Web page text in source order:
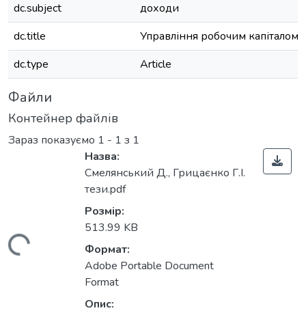
dc.subject
доходи
dc.title
Управління робочим капіталом
dc.type
Article
Файли
Контейнер файлів
Зараз показуємо 1 - 1 з 1
Вантажиться...
Назва:
Смелянський Д., Грицаєнко Г.І.
тези.pdf
Розмір:
513.99 KB
Формат:
Adobe Portable Document
Format
Опис: